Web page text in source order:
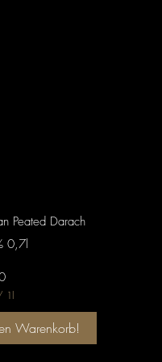
Peated Darach
0,7l
1l
Warenkorb!